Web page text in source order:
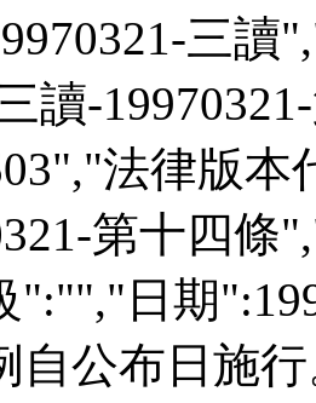
三讀
讀-
法律版本
第十四條
":"","日期
自公布日施